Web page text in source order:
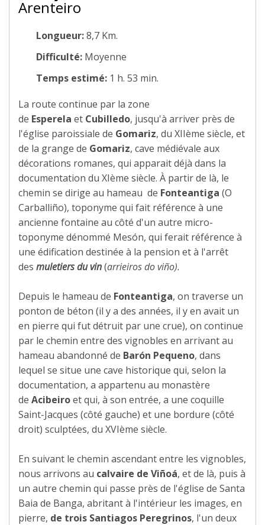
Arenteiro
Longueur:8,7 Km.
Difficulté: Moyenne
Temps estimé: 1 h. 53 min.
La route continue par la zone
de Esperela et Cubilledo, jusqu'à arriver près de
l'église paroissiale de Gomariz, du XIIème siècle, et
de la grange de Gomariz, cave médiévale aux
décorations romanes, qui apparait déjà dans la
documentation du XIème siècle. À partir de là, le
chemin se dirige au hameau de Fonteantiga (O
Carballiño), toponyme qui fait référence à une
ancienne fontaine au côté d'un autre micro-
toponyme dénommé Mesón, qui ferait référence à
une édification destinée à la pension et à l'arrêt
des muletiers du vin(arrieiros do viño).
Depuis le hameau de Fonteantiga, on traverse un
ponton de béton (il y a des années, il y en avait un
en pierre qui fut détruit par une crue), on continue
par le chemin entre des vignobles en arrivant au
hameau abandonné de Barón Pequeno, dans
lequel se situe une cave historique qui, selon la
documentation, a appartenu au monastère
de Acibeiroet qui, à son entrée, a une coquille
Saint-Jacques (côté gauche) et une bordure (côté
droit) sculptées, du XVIème siècle.
En suivant le chemin ascendant entre les vignobles,
nous arrivons au calvaire de Viñoá, et de là, puis à
un autre chemin qui passe près de l'église de Santa
Baia de Banga, abritant à l'intérieur les images, en
pierre, de trois Santiagos Peregrinos, l'un deux